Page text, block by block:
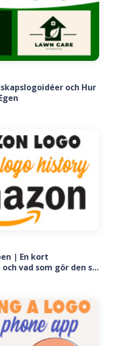
och Hur
| En kort
vad som gör den så